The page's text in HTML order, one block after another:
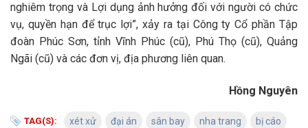
nghiêm trọng và Lợi dụng ảnh hưởng đối với người có chức
vụ, quyền hạn để trục lợi”, xảy ra tại Công ty Cổ phần Tập
đoàn Phúc Sơn, tỉnh Vĩnh Phúc (cũ), Phú Thọ (cũ), Quảng
Ngãi (cũ) và các đơn vị, địa phương liên quan.
Hồng Nguyên
TAG(S): xét xử đại án sân bay nha trang bị cáo